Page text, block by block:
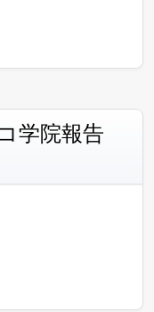
学院報告